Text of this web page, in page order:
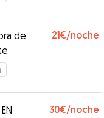
de
21€/noche
30€/noche